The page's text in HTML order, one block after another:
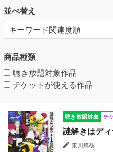
並べ替え
商品種類
聴き放題対象作品
チケットが使える作品
聴き放題対象 チ
謎解きはデ
東川篤哉